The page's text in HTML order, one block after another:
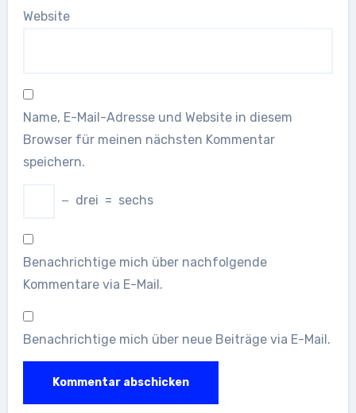
Website
Name, E-Mail-Adresse und Website in diesem
Browser für meinen nächsten Kommentar
speichern.
− drei = sechs
Benachrichtige mich über nachfolgende
Kommentare via E-Mail.
Benachrichtige mich über neue Beiträge via E-Mail.